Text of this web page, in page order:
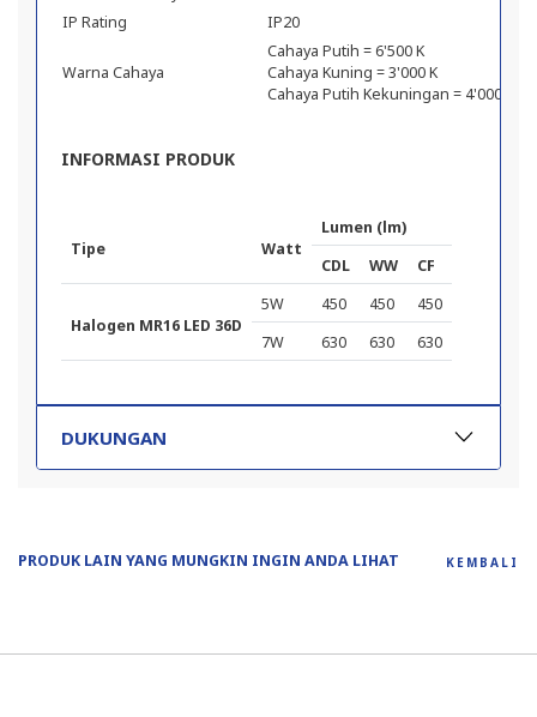
IP Rating
IP20
Warna Cahaya
Cahaya Putih = 6'500 K
Cahaya Kuning = 3'000 K
Cahaya Putih Kekuningan = 4'000 K
INFORMASI PRODUK
Tipe Watt
Lumen (lm)
CDL
WW CF
Halogen MR16 LED 36D
5W 450 450
450
7W
630 630 630
DUKUNGAN
PRODUK LAIN YANG MUNGKIN INGIN ANDA LIHAT KEMBALI